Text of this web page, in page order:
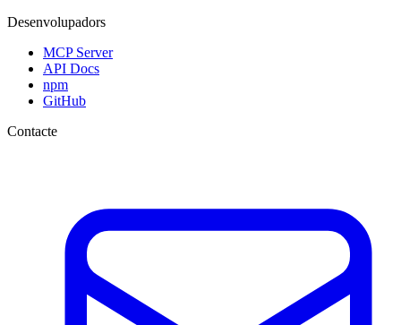
Desenvolupadors
MCP Server
API Docs
npm
GitHub
Contacte